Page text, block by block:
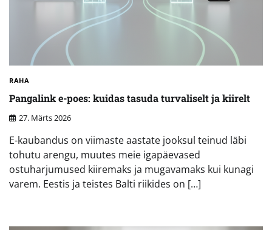
RAHA
Pangalink e-poes: kuidas tasuda turvaliselt ja kiirelt
27. Märts 2026
E-kaubandus on viimaste aastate jooksul teinud läbi
tohutu arengu, muutes meie igapäevased
ostuharjumused kiiremaks ja mugavamaks kui kunagi
varem. Eestis ja teistes Balti riikides on […]